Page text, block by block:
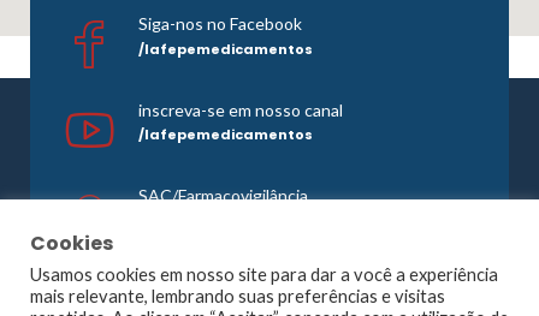
Siga-nos no Facebook
/lafepemedicamentos
inscreva-se em nosso canal
/lafepemedicamentos
SAC/Farmacovigilância
Cookies
Usamos cookies em nosso site para dar a você a experiência
mais relevante, lembrando suas preferências e visitas